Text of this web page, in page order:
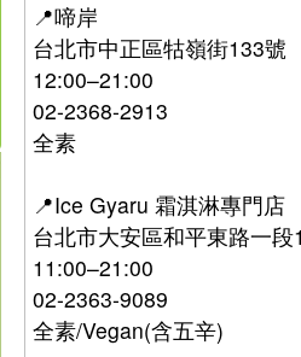
📍啼岸
台北市中正區牯嶺街133號
12:00–21:00
02-2368-2913
全素
📍Ice Gyaru 霜淇淋專門店
台北市大安區和平東路一段
11:00–21:00
02-2363-9089
全素/Vegan(含五辛)